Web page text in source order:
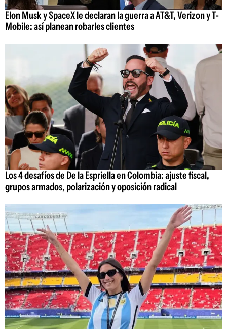
Elon Musk y SpaceX le declaran la guerra a AT&T, Verizon y T-
Mobile: así planean robarles clientes
Los 4 desafíos de De la Espriella en Colombia: ajuste fiscal,
grupos armados, polarización y oposición radical